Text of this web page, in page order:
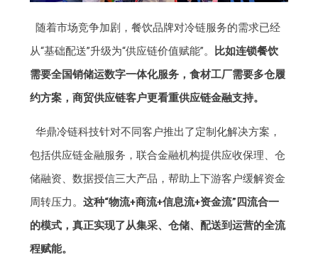
随着市场竞争加剧，餐饮品牌对冷链服务的需求已经
从“基础配送”升级为“供应链价值赋能”。
比如连锁餐饮
需要全国销储运数字一体化服务，食材工厂需要多仓履
约方案，商贸供应链客户更看重供应链金融支持。
华鼎冷链科技针对不同客户推出了定制化解决方案，
包括供应链金融服务，联合金融机构提供应收保理、仓
储融资、数据授信三大产品，帮助上下游客户缓解资金
周转压力。这种“物流+商流+信息流+资金流”四流合一
的模式，真正实现了从集采、仓储、配送到运营的全流
程赋能。